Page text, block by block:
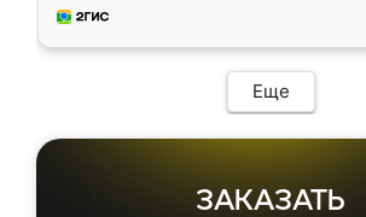
и снял размеры. Изготовили в
мебель сразу встала на свое
каких-либо доработок.
довольна, все выглядит так,
Еще
ЗАКАЗАТЬ